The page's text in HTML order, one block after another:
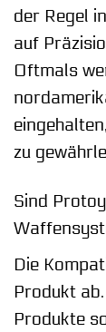
der Regel
auf
Oftmals
zu
Sind
Die
Produkt
Produkte